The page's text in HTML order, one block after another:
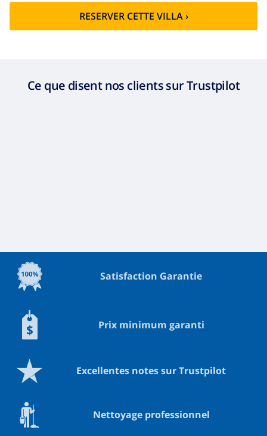
RESERVER CETTE VILLA ›
Ce que disent nos clients sur Trustpilot
Satisfaction Garantie
Prix minimum garanti
Excellentes notes sur Trustpilot
Nettoyage professionnel